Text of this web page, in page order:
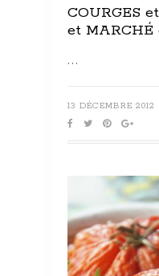
COURGES
et MARCHÉ
…
13 DÉCEMBRE 2012